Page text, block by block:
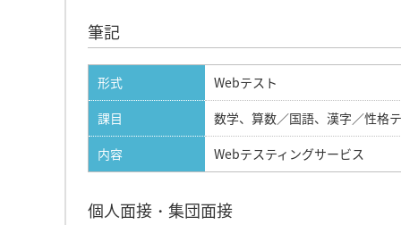
筆記
形式
Webテスト
課目
数学、算数／国語、漢字／性格
内容
Webテスティングサービス
個人面接・集団面接